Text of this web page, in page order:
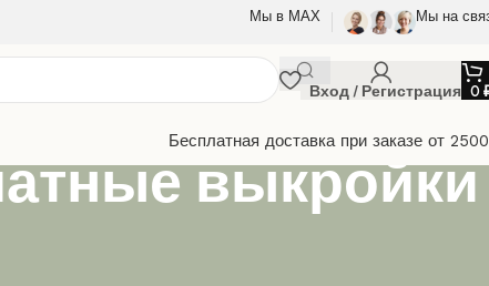
Мы в МАХ Мы на
Вход / Регистрация 0
Бесплатная доставка при заказе от
выкройки